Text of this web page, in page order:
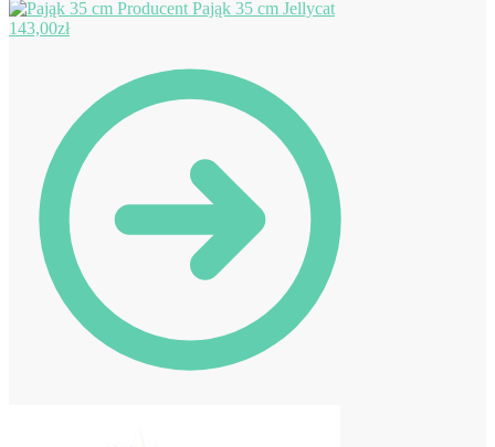
Pająk 35 cm Jellycat
143,00zł